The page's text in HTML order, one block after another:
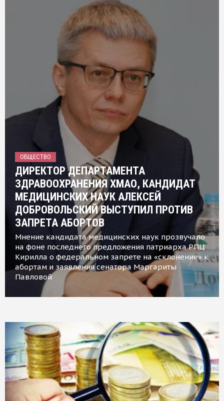
ОБЩЕСТВО
ДИРЕКТОР ДЕПАРТАМЕНТА
ЗДРАВООХРАНЕНИЯ ХМАО, КАНДИДАТ
МЕДИЦИНСКИХ НАУК АЛЕКСЕЙ
ДОБРОВОЛЬСКИЙ ВЫСТУПИЛ ПРОТИВ
ЗАПРЕТА АБОРТОВ
Мнение кандидата медицинских наук прозвучало
на фоне последнего предложения патриарха РПЦ
Кирилла о федеральном запрете на «склонение» к
абортам и заявления сенатора Маргариты
Павловой